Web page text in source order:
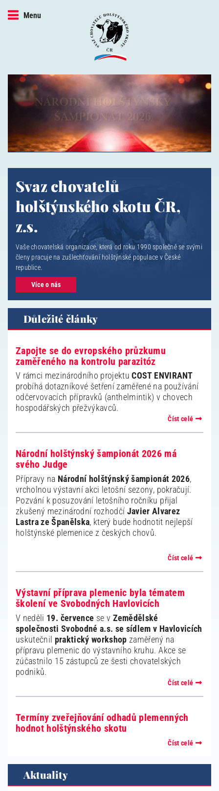
Menu
Svaz chovatelů
holštýnského skotu ČR,
z.s.
Vaše chovatelská organizace, která od roku 1990 společně se svými
členy pracuje na zušlechťování holštýnské populace v České
republice.
Více o nás
Důležité články
Zapojte se do evropského průzkumu
zaměřeného na kontrolu parazitóz
V rámci mezinárodního projektuCOST ENVIRANT
probíhá dotazníkové šetření zaměřené na používání
odčervovacích přípravků (anthelmintik) v chovech
hospodářských přežvýkavců.
Číst celé
Národní holštýnský šampionát 2026 má
svého Judge
Přípravy na Národní holštýnský šampionát 2026,
vrcholnou výstavní akci letošní sezony, pokračují.
Pozvání k posuzování letošního ročníku přijal
zkušený mezinárodní rozhodčí Javier Alvarez
Lastra ze Španělska, který bude hodnotit nejlepší
holštýnské plemenice z českých chovů.
Číst celé
Výstavní příprava plemenic byla tématem
školení ve Svobodných Havlovicích
V neděli 19. července se v Zemědělské
společnosti Svobodné a.s. se sídlem v Havlovicích
uskutečnil praktický workshop zaměřený na
přípravu plemenic do výstavního kruhu. Akce se
zúčastnilo 15 zástupců ze šesti chovatelských
podniků.
Číst celé
Termíny zveřejňování odhadů plemenných
hodnot holštýnského skotu
Číst celé
Aktuality